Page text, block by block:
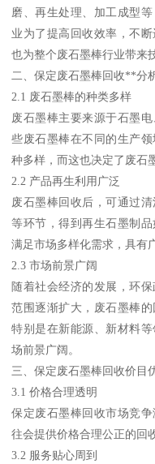
磨、再生处理、加工成型
业为了提高回收效率，不
也为整个废石墨棒行业带来
二、保定废石墨棒回收**分
2.1 废石墨棒的种类多样
废石墨棒主要来源于石墨
些废石墨棒在不同的生产
种多样，而这也决定了废石
2.2 产品再生利用广泛
废石墨棒回收后，可通过
等环节，得到再生石墨制
满足市场多样化需求，具有
2.3 市场前景广阔
随着社会经济的发展，环
范围逐渐扩大，废石墨棒的
特别是在新能源、新材料
场前景广阔。
三、保定废石墨棒回收价目
3.1 价格合理透明
保定废石墨棒回收市场竞
往会提供价格合理公正的回
3.2 服务贴心周到